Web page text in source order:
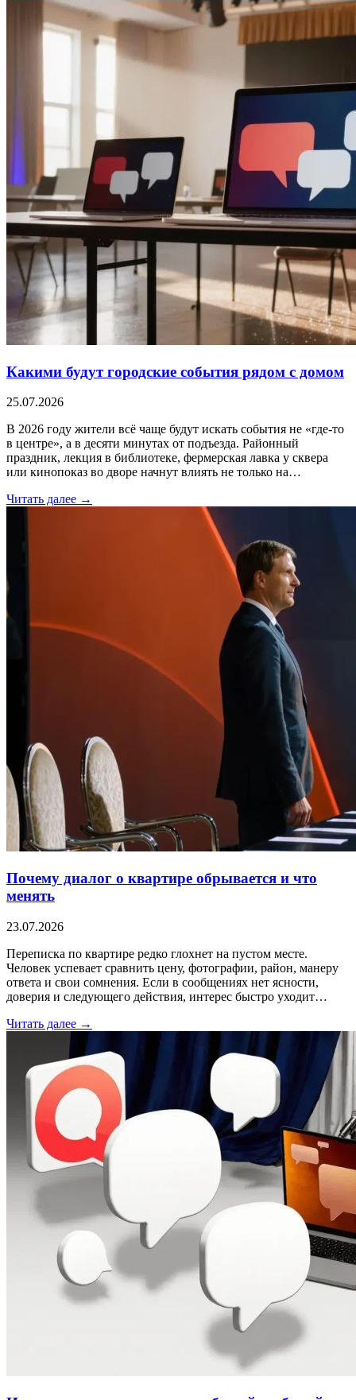
Какими будут городские события рядом с домом
25.07.2026
В 2026 году жители всё чаще будут искать события не «где-то
в центре», а в десяти минутах от подъезда. Районный
праздник, лекция в библиотеке, фермерская лавка у сквера
или кинопоказ во дворе начнут влиять не только на…
Читать далее →
Почему диалог о квартире обрывается и что
менять
23.07.2026
Переписка по квартире редко глохнет на пустом месте.
Человек успевает сравнить цену, фотографии, район, манеру
ответа и свои сомнения. Если в сообщениях нет ясности,
доверия и следующего действия, интерес быстро уходит…
Читать далее →